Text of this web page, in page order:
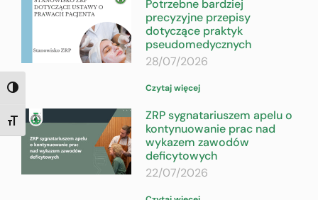
TOGGLE HIGH CONTRAST
TOGGLE FONT SIZE
Potrzebne bardziej
precyzyjne przepisy
dotyczące praktyk
pseudomedycznych
28/07/2026
Czytaj więcej
ZRP sygnatariuszem apelu o
kontynuowanie prac nad
wykazem zawodów
deficytowych
22/07/2026